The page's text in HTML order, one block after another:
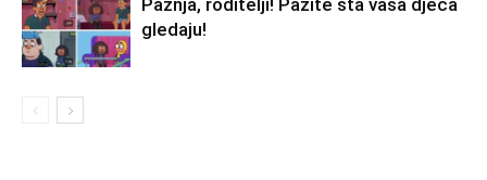
Pažnja, roditelji! Pazite šta vaša djeca
gledaju!